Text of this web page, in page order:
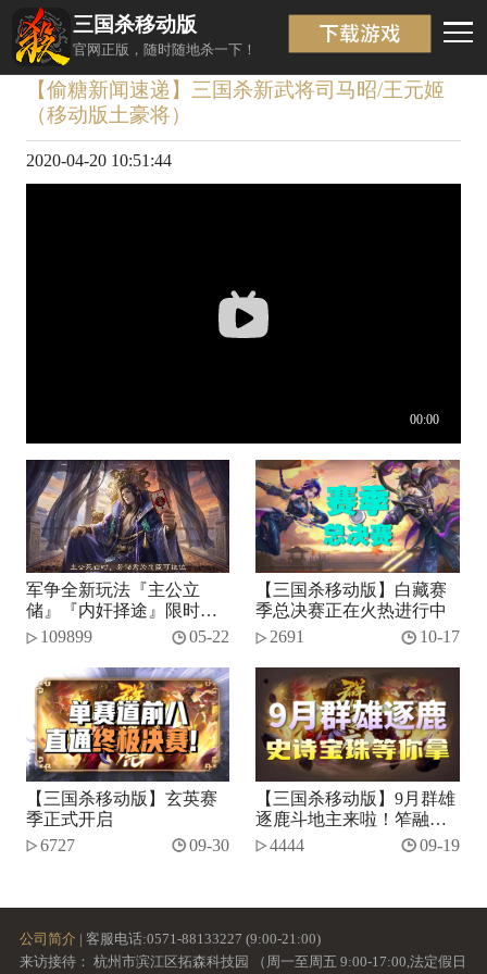
三国杀移动版
官网正版，随时随地杀一下！
返回
【偷糖新闻速递】三国杀新武将司马昭/王元姬
（移动版土豪将）
2020-04-20 10:51:44
军争全新玩法『主公立
储』『内奸择途』限时开
启！109899 05-22
【三国杀移动版】白藏赛
季总决赛正在火热进行中
2691
10-17
【三国杀移动版】玄英赛
季正式开启
6727
09-30
【三国杀移动版】9月群雄
逐鹿斗地主来啦！笮融、
势张燕加入将池~
4444 09-19
公司简介 | 客服电话:0571-88133227 (9:00-21:00)
来访接待： 杭州市滨江区拓森科技园 （周一至周五 9:00-17:00,法定假日